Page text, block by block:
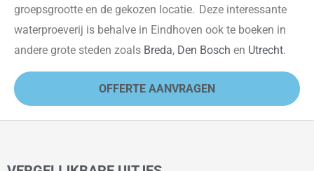
groepsgrootte en de gekozen locatie. Deze interessante
waterproeverij is behalve in Eindhoven ook te boeken in
andere grote steden zoals Breda, Den Bosch en Utrecht.
OFFERTE AANVRAGEN